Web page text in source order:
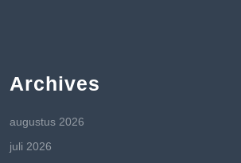
Archives
augustus 2026
juli 2026